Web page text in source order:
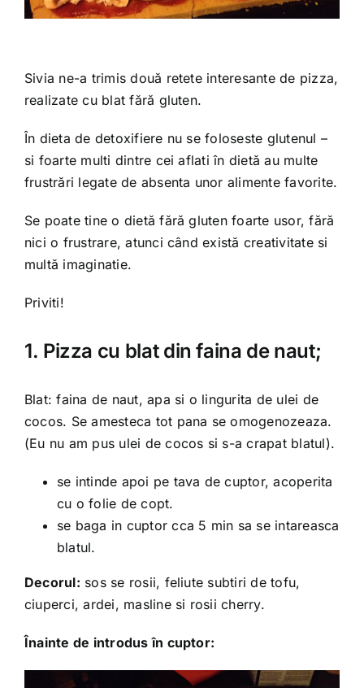
Shop
Iubim fructele
Sivia ne-a trimis două retete interesante de pizza,
realizate cu blat fără gluten.
În dieta de detoxifiere nu se foloseste glutenul –
si foarte multi dintre cei aflati în dietă au multe
frustrări legate de absenta unor alimente favorite.
Se poate tine o dietă fără gluten foarte usor, fără
nici o frustrare, atunci când există creativitate si
multă imaginatie.
Priviti!
1. Pizza cu blat din faina de naut;
Blat: faina de naut, apa si o lingurita de ulei de
cocos. Se amesteca tot pana se omogenozeaza.
(Eu nu am pus ulei de cocos si s-a crapat blatul).
se intinde apoi pe tava de cuptor, acoperita
cu o folie de copt.
se baga in cuptor cca 5 min sa se intareasca
blatul.
Decorul: sos se rosii, feliute subtiri de tofu,
ciuperci, ardei, masline si rosii cherry.
Înainte de introdus în cuptor: